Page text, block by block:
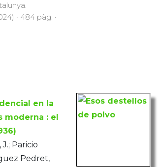
· 484 pàg. ·
en la
moderna : el
Paricio
Pedret,